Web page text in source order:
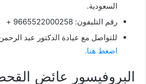
السعودية.
رقم التليفون: 9665522000258 +
للتواصل مع عيادة الدكتور عبد
اضغط هنا.
البروفيسور عائض